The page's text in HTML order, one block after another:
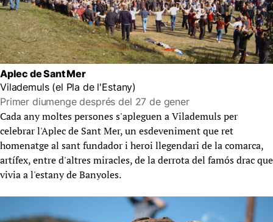
Aplec de Sant Mer
Vilademuls (el Pla de l'Estany)
Primer diumenge després del 27 de gener
Cada any moltes persones s'apleguen a Vilademuls per
celebrar l'Aplec de Sant Mer, un esdeveniment que ret
homenatge al sant fundador i heroi llegendari de la comarca,
artífex, entre d'altres miracles, de la derrota del famós drac que
vivia a l'estany de Banyoles.